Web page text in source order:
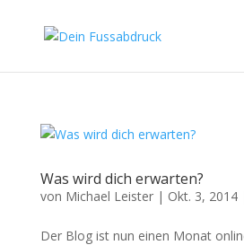
Was wird dich erwarten?
von Michael Leister| Okt. 3, 2014
Der Blog ist nun einen Monat